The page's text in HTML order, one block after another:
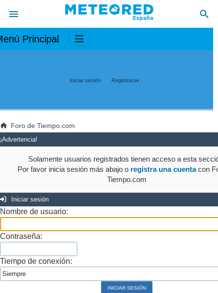
Principal
Iniciar sesión Registrarse
Foro de Tiempo.com
¡Advertencia!
Solamente usuarios registrados tienen acceso a esta
Por favor inicia sesión más abajo o registra una cuentacon
Tiempo.com
Iniciar sesión
Nombre de usuario:
Contraseña:
Tiempo de conexión: